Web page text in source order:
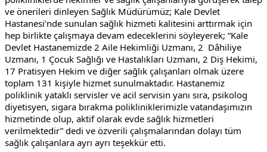
ve önerileri dinleyen Sağlık Müdürümüz; Kale Devlet
Hastanesi’nde sunulan sağlık hizmeti kalitesini arttırmak için
hep birlikte çalışmaya devam edeceklerini söyleyerek; “Kale
Devlet Hastanemizde 2 Aile Hekimliği Uzmanı, 2  Dâhiliye
Uzmanı, 1 Çocuk Sağlığı ve Hastalıkları Uzmanı, 2 Diş Hekimi,
17 Pratisyen Hekim ve diğer sağlık çalışanları olmak üzere
toplam 131 kişiyle hizmet sunulmaktadır. Hastanemiz
poliklinik yataklı servisler ve acil servisin yanı sıra, psikolog
diyetisyen, sigara bırakma polikliniklerimizle vatandaşımızın
hizmetinde olup, aktif olarak evde sağlık hizmetleri
verilmektedir” dedi ve özverili çalışmalarından dolayı tüm
sağlık çalışanlara ayrı ayrı teşekkür etti.